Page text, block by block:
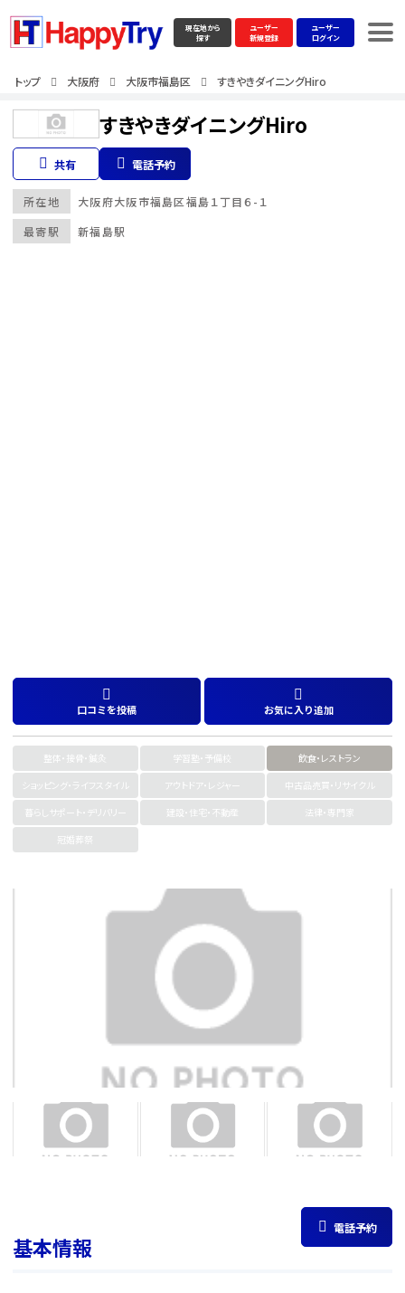
現在地から
探す
ユーザー
新規登録
ユーザー
ログイン
トップ 大阪府 大阪市福島区 すきやきダイニングHiro
すきやきダイニングHiro
共有 電話予約
最寄駅 新福島駅
所在地 大阪府大阪市福島区福島１丁目６-１
口コミを投稿 お気に入り追加
整体・接骨・鍼灸 学習塾・予備校
飲食・レストラン
ショッピング・ライフスタイル
アウトドア・レジャー
中古品売買・リサイクル
暮らしサポート・デリバリー
建設・住宅・不動産
法律・専門家
冠婚葬祭
電話予約
基本情報